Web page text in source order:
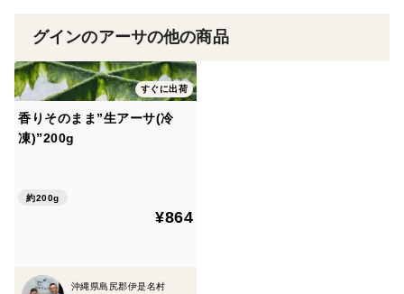
グインのアーサの他の商品
すぐに出荷
香りそのまま”生アーサ(冷
凍)”200g
約200g
¥864
沖縄県島尻郡伊是名村